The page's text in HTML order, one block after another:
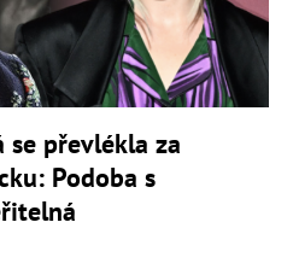
se převlékla za
Podoba s